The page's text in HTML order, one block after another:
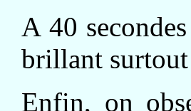
A 40
brillant
Enfin, on